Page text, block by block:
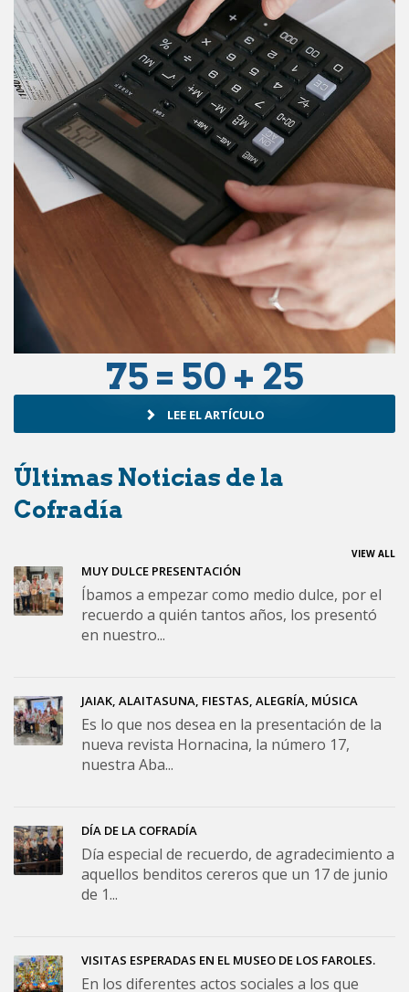
75 = 50 + 25
LEE EL ARTÍCULO
Últimas Noticias de la
Cofradía
VIEW ALL
MUY DULCE PRESENTACIÓN
Íbamos a empezar como medio dulce, por el
recuerdo a quién tantos años, los presentó
en nuestro...
JAIAK, ALAITASUNA, FIESTAS, ALEGRÍA, MÚSICA
Es lo que nos desea en la presentación de la
nueva revista Hornacina, la número 17,
nuestra Aba...
DÍA DE LA COFRADÍA
Día especial de recuerdo, de agradecimiento a
aquellos benditos cereros que un 17 de junio
de 1...
VISITAS ESPERADAS EN EL MUSEO DE LOS FAROLES.
En los diferentes actos sociales a los que